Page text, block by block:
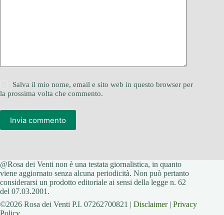
Salva il mio nome, email e sito web in questo browser per
la prossima volta che commento.
Invia commento
@Rosa dei Venti non è una testata giornalistica, in quanto
viene aggiornato senza alcuna periodicità. Non può pertanto
considerarsi un prodotto editoriale ai sensi della legge n. 62
del 07.03.2001.
©2026 Rosa dei Venti P.I. 07262700821 | Disclaimer| Privacy